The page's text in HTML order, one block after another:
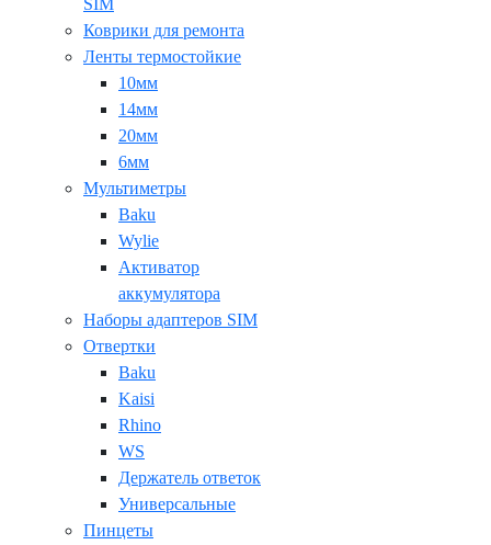
SIM
Коврики для ремонта
Ленты термостойкие
10мм
14мм
20мм
6мм
Мультиметры
Baku
Wylie
Активатор
аккумулятора
Наборы адаптеров SIM
Отвертки
Baku
Kaisi
Rhino
WS
Держатель ответок
Универсальные
Пинцеты